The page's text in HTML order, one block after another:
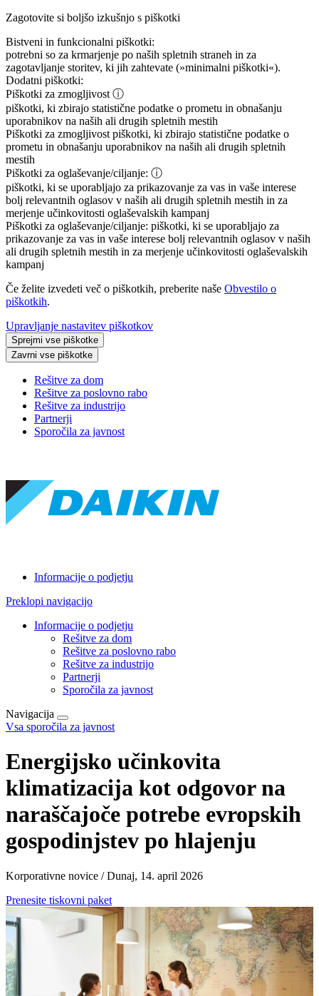
Zagotovite si boljšo izkušnjo s piškotki
Bistveni in funkcionalni piškotki:
potrebni so za krmarjenje po naših spletnih straneh in za
zagotavljanje storitev, ki jih zahtevate (»minimalni piškotki«).
Dodatni piškotki:
Piškotki za zmogljivost ⓘ
piškotki, ki zbirajo statistične podatke o prometu in obnašanju
uporabnikov na naših ali drugih spletnih mestih
Piškotki za zmogljivost piškotki, ki zbirajo statistične podatke o
prometu in obnašanju uporabnikov na naših ali drugih spletnih
mestih
Piškotki za oglaševanje/ciljanje: ⓘ
piškotki, ki se uporabljajo za prikazovanje za vas in vaše interese
bolj relevantnih oglasov v naših ali drugih spletnih mestih in za
merjenje učinkovitosti oglaševalskih kampanj
Piškotki za oglaševanje/ciljanje: piškotki, ki se uporabljajo za
prikazovanje za vas in vaše interese bolj relevantnih oglasov v naših
ali drugih spletnih mestih in za merjenje učinkovitosti oglaševalskih
kampanj
Če želite izvedeti več o piškotkih, preberite naše Obvestilo o
piškotkih.
Upravljanje nastavitev piškotkov
Sprejmi vse piškotke
Zavrni vse piškotke
Rešitve za dom
Rešitve za poslovno rabo
Rešitve za industrijo
Partnerji
Sporočila za javnost
Informacije o podjetju
Preklopi navigacijo
Informacije o podjetju
Rešitve za dom
Rešitve za poslovno rabo
Rešitve za industrijo
Partnerji
Sporočila za javnost
Navigacija
Vsa sporočila za javnost
Energijsko učinkovita
klimatizacija kot odgovor na
naraščajoče potrebe evropskih
gospodinjstev po hlajenju
Korporativne novice / Dunaj, 14. april 2026
Prenesite tiskovni paket